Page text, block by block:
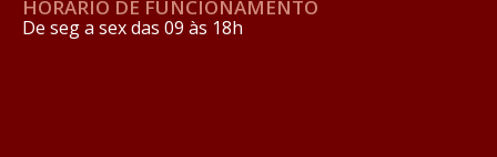
HORÁRIO DE FUNCIONAMENTO
De seg a sex das 09 às 18h